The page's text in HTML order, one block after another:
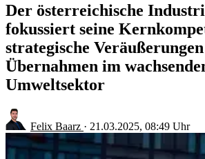
Der österreichische
fokussiert seine
strategische
Übernahmen im
Umweltsektor
Felix Baarz · 21.03.2025, 08:49 Uhr